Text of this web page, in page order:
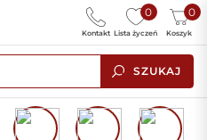
SZUKAJ
0
Lista życzeń
0
Koszyk
Kontakt